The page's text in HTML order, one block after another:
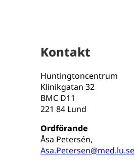
Kontakt
Huntingtoncentrum
Klinikgatan 32
BMC D11
221 84 Lund
Ordförande
Åsa Petersén,
Asa.Petersen@med.lu.se